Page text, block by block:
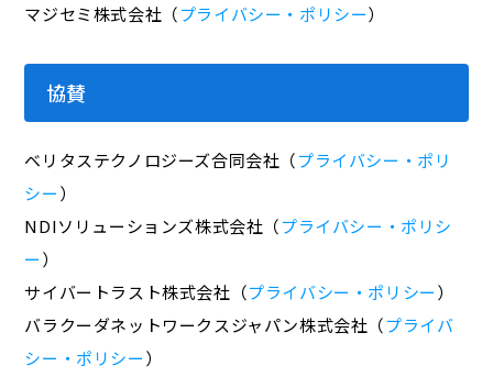
マジセミ株式会社（プライバシー・ポリシー）
協賛
ベリタステクノロジーズ合同会社（プライバシー・ポリ
シー）
NDIソリューションズ株式会社（プライバシー・ポリシ
ー）
サイバートラスト株式会社（プライバシー・ポリシー）
バラクーダネットワークスジャパン株式会社（プライバ
シー・ポリシー）